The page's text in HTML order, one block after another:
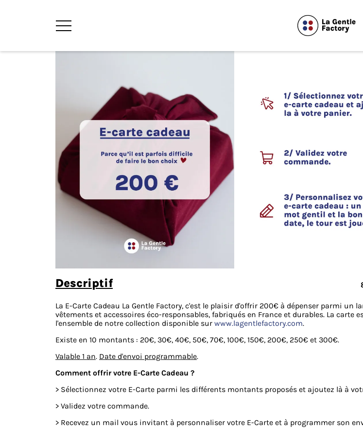
descriptif
La E-Carte Cadeau La Gentle Factory, c'est le plaisir d'offrir 200€ à dépenser parmi un
vêtements et accessoires éco-responsables, fabriqués en France et durables. La carte
l'ensemble de notre collection disponible sur www.lagentlefactory.com.
Existe en 10 montants : 20€, 30€, 40€, 50€, 70€, 100€, 150€, 200€, 250€ et 300€.
Valable 1 an. Date d'envoi programmable.
Comment offrir votre E-Carte Cadeau ?
> Sélectionnez votre E-Carte parmi les différents montants proposés et ajoutez là à
> Validez votre commande.
> Recevez un mail vous invitant à personnaliser votre E-Carte et à programmer son